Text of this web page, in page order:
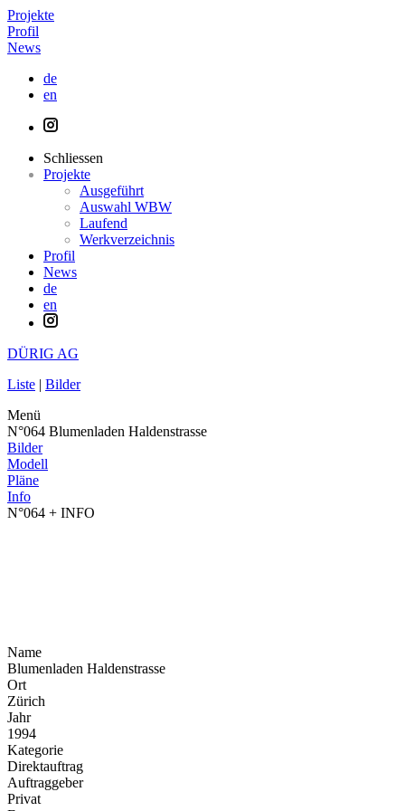
Projekte
Profil
News
de
en
Schliessen
Projekte
Ausgeführt
Auswahl WBW
Laufend
Werkverzeichnis
Profil
News
de
en
DÜRIG AG
Liste | Bilder
Menü
N°064 Blumenladen Haldenstrasse
Bilder
Modell
Pläne
Info
N°064 + INFO
Name
Blumenladen Haldenstrasse
Ort
Zürich
Jahr
1994
Kategorie
Direktauftrag
Auftraggeber
Privat